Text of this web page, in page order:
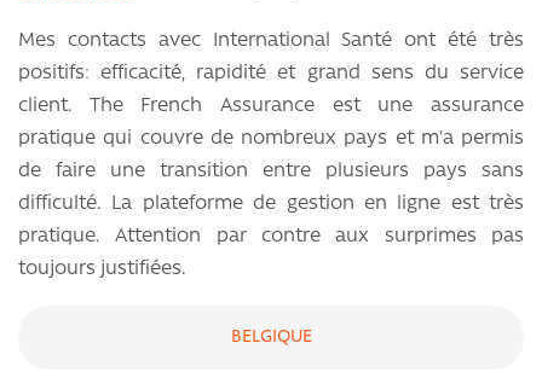
Mes contacts avec International Santé ont été très
positifs: efficacité, rapidité et grand sens du service
client. The French Assurance est une assurance
pratique qui couvre de nombreux pays et m'a permis
de faire une transition entre plusieurs pays sans
difficulté. La plateforme de gestion en ligne est très
pratique. Attention par contre aux surprimes pas
toujours justifiées.
BELGIQUE